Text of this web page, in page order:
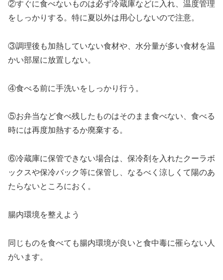
②すぐに食べないものは必ず冷蔵庫などに入れ、温度管理
をしっかりする。特に夏以外は用心しないので注意。
③調理後も加熱していない食材や、水分量が多い食材を温
かい部屋に放置しない。
④食べる前に手洗いをしっかり行う。
⑤お弁当など食べ残したものはそのまま食べない、食べる
時には再度加熱するか廃棄する。
⑥冷蔵庫に保管できない場合は、保冷剤を入れたクーラボ
ックスや保冷バック等に保管し、なるべく涼しくて陽のあ
たらないところにおく。
腸内環境を整えよう
同じものを食べても腸内環境が良いと食中毒に罹らない人
がいます。